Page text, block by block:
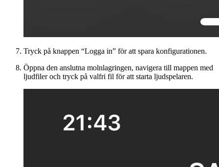
Tryck på knappen “Logga in” för att spara konfigurationen.
Öppna den anslutna molnlagringen, navigera till mappen med
ljudfiler och tryck på valfri fil för att starta ljudspelaren.